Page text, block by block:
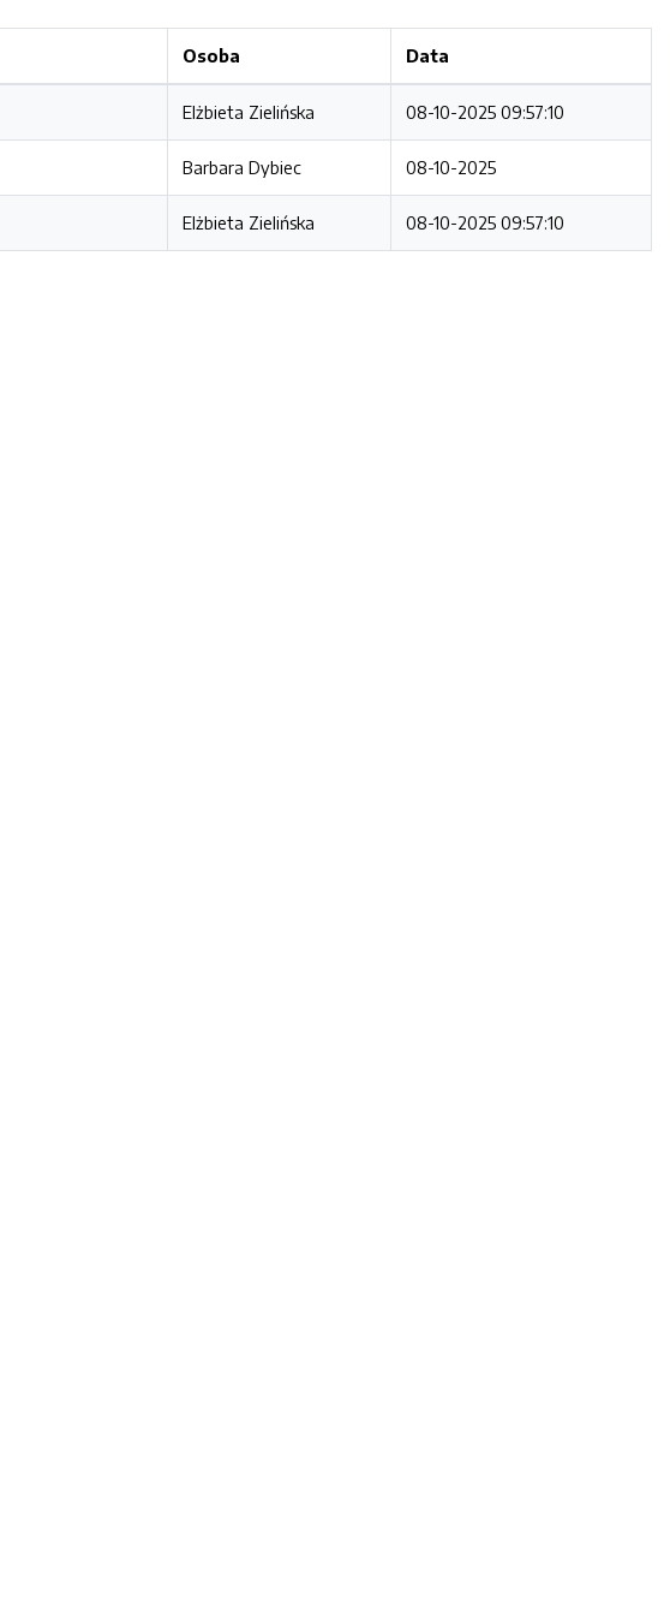
Osoba Data
Elżbieta Zielińska 08-10-2025 09:57:10
Barbara Dybiec 08-10-2025
Elżbieta Zielińska 08-10-2025 09:57:10